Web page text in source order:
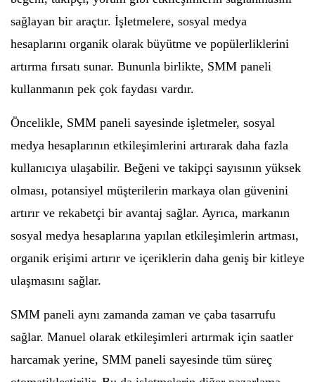
sağlayan bir araçtır. İşletmelere, sosyal medya
hesaplarını organik olarak büyütme ve popülerliklerini
artırma fırsatı sunar. Bununla birlikte, SMM paneli
kullanmanın pek çok faydası vardır.
Öncelikle, SMM paneli sayesinde işletmeler, sosyal
medya hesaplarının etkileşimlerini artırarak daha fazla
kullanıcıya ulaşabilir. Beğeni ve takipçi sayısının yüksek
olması, potansiyel müşterilerin markaya olan güvenini
artırır ve rekabetçi bir avantaj sağlar. Ayrıca, markanın
sosyal medya hesaplarına yapılan etkileşimlerin artması,
organik erişimi artırır ve içeriklerin daha geniş bir kitleye
ulaşmasını sağlar.
SMM paneli aynı zamanda zaman ve çaba tasarrufu
sağlar. Manuel olarak etkileşimleri artırmak için saatler
harcamak yerine, SMM paneli sayesinde tüm süreç